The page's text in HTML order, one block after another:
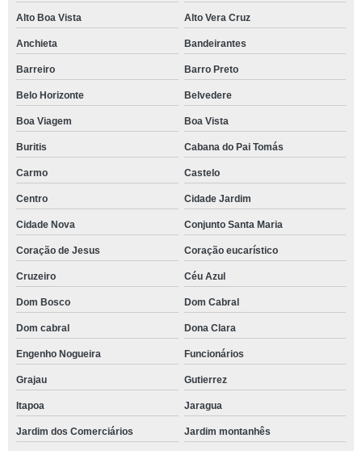
Alto Boa Vista Alto Vera Cruz
Anchieta Bandeirantes
Barreiro Barro Preto
Belo Horizonte Belvedere
Boa Viagem Boa Vista
Buritis Cabana do Pai Tomás
Carmo Castelo
Centro Cidade Jardim
Cidade Nova Conjunto Santa Maria
Coração de Jesus Coração eucarístico
Cruzeiro Céu Azul
Dom Bosco Dom Cabral
Dom cabral Dona Clara
Engenho Nogueira Funcionários
Grajau Gutierrez
Itapoa Jaragua
Jardim dos Comerciários Jardim montanhês